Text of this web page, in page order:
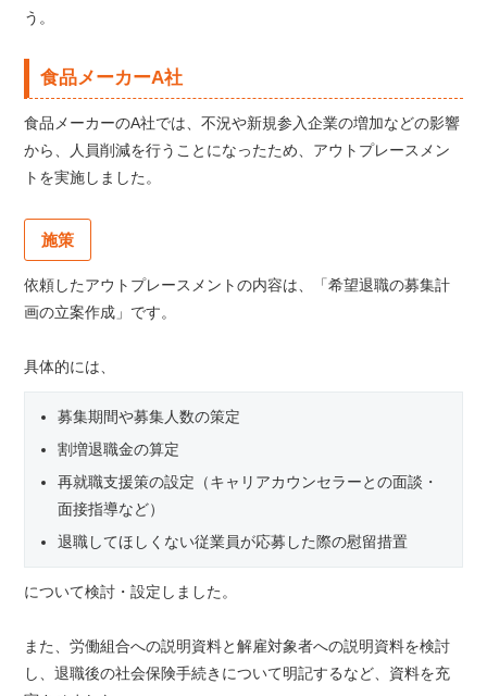
う。
食品メーカーA社
食品メーカーのA社では、不況や新規参入企業の増加などの影響
から、人員削減を行うことになったため、アウトプレースメン
トを実施しました。
施策
依頼したアウトプレースメントの内容は、「希望退職の募集計
画の立案作成」です。
具体的には、
募集期間や募集人数の策定
割増退職金の算定
再就職支援策の設定（キャリアカウンセラーとの面談・
面接指導など）
退職してほしくない従業員が応募した際の慰留措置
について検討・設定しました。
また、労働組合への説明資料と解雇対象者への説明資料を検討
し、退職後の社会保険手続きについて明記するなど、資料を充